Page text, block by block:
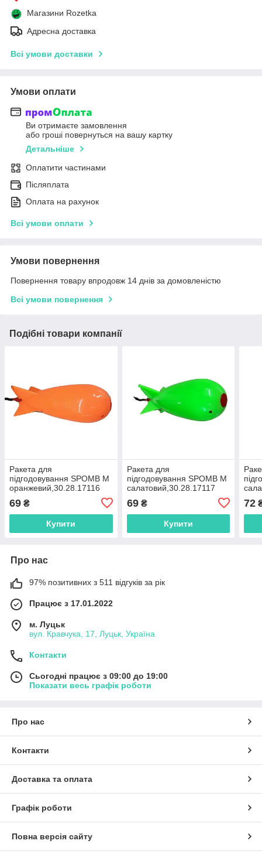
Магазини Rozetka
Адресна доставка
Всі умови доставки
Умови оплати
Ви отримаєте замовлення
або гроші повернуться на вашу картку
Детальніше
Оплатити частинами
Післяплата
Оплата на рахунок
Всі умови оплати
Умови повернення
Повернення товару впродовж 14 днів за домовленістю
Всі умови повернення
Подібні товари компанії
Ракета для
підгодовування SPOMB M
оранжевий,30.28.17116
69 ₴
Купити
Ракета для
підгодовування SPOMB M
салатовий,30.28.17117
69₴
Купити
72
Про нас
97% позитивних з 511 відгуків за рік
Працює з 17.01.2022
м. Луцьк
вул. Кравчука, 17, Луцьк, Україна
Контакти
Сьогодні працює з 09:00 до 19:00
Показати весь графік роботи
Про нас
Контакти
Доставка та оплата
Графік роботи
Повна версія сайту